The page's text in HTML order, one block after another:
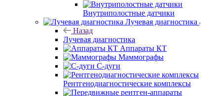
Внутриполостные датчики
Лучевая диагностика
Назад
Лучевая диагностика
Аппараты КТ
Маммографы
С-дуги
Рентгенодиагностические комплексы